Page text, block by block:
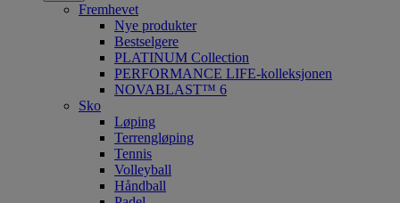
Fremhevet
Nye produkter
Bestselgere
PLATINUM Collection
PERFORMANCE LIFE-kolleksjonen
NOVABLAST™ 6
Sko
Løping
Terrengløping
Tennis
Volleyball
Håndball